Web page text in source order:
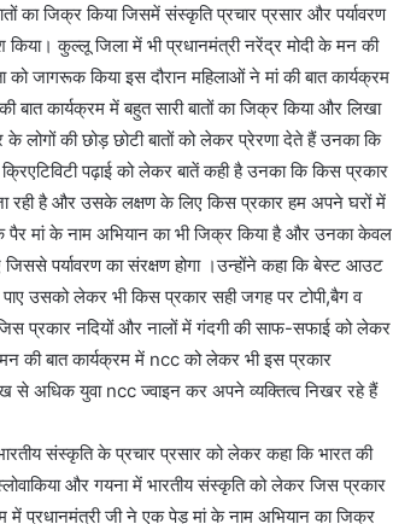
का जिक्र किया जिसमें संस्कृति प्रचार प्रसार और पर्यावरण
कुल्लू जिला में भी प्रधानमंत्री नरेंद्र मोदी के मन की
को जागरूक किया इस दौरान महिलाओं ने मां की बात कार्यक्रम
बात कार्यक्रम में बहुत सारी बातों का जिक्र किया और लिखा
लोगों की छोड़ छोटी बातों को लेकर प्रेरणा देते हैं उनका कि
पढ़ाई को लेकर बातें कही है उनका कि किस प्रकार
रही है और उसके लक्षण के लिए किस प्रकार हम अपने घरों में
पैर मां के नाम अभियान का भी जिक्र किया है और उनका केवल
पर्यावरण का संरक्षण होगा ।उन्होंने कहा कि बेस्ट आउट
उसको लेकर भी किस प्रकार सही जगह पर टोपी,बैग व
प्रकार नदियों और नालों में गंदगी की साफ-सफाई को लेकर
की बात कार्यक्रम में ncc को लेकर भी इस प्रकार
अधिक युवा ncc ज्वाइन कर अपने व्यक्तित्व निखर रहे हैं
संस्कृति के प्रचार प्रसार को लेकर कहा कि भारत की
और गयना में भारतीय संस्कृति को लेकर जिस प्रकार
में प्रधानमंत्री जी ने एक पेड़ मां के नाम अभियान का जिक्र